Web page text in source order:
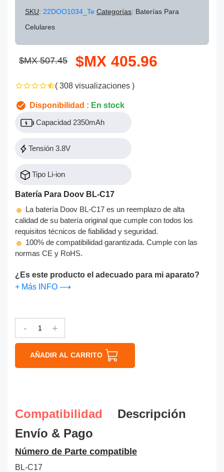
SKU: 22DOO1034_Te Categorías: Baterías Para
Celulares
$MX 507.45 $MX 405.96
( 308 visualizaciones )
Disponibilidad : En stock
Capacidad 2350mAh
Tensión 3.8V
Tipo Li-ion
Batería Para Doov BL-C17
La batería Doov BL-C17 es un reemplazo de alta
calidad de su batería original que cumple con todos los
requisitos técnicos de fiabilidad y seguridad.
100% de compatibilidad garantizada. Cumple con las
normas CE y RoHS.
¿Es este producto el adecuado para mi aparato?
+ Más INFO ⟶
- +
AÑADIR AL CARRITO
Compatibilidad
Descripción
Envío & Pago
Número de Parte compatible
BL-C17